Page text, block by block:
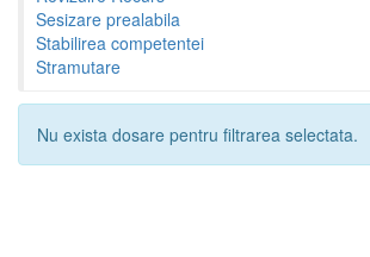
Sesizare prealabila
Stabilirea competentei
Stramutare
Nu exista dosare pentru filtrarea selectata.